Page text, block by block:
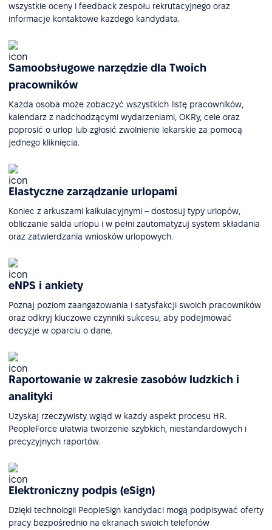
wszystkie oceny i feedback zespołu rekrutacyjnego oraz
informacje kontaktowe każdego kandydata.
Samoobsługowe narzędzie dla Twoich
pracowników
Każda osoba może zobaczyć wszystkich listę pracowników,
kalendarz z nadchodzącymi wydarzeniami, OKRy, cele oraz
poprosić o urlop lub zgłosić zwolnienie lekarskie za pomocą
jednego kliknięcia.
Elastyczne zarządzanie urlopami
Koniec z arkuszami kalkulacyjnymi – dostosuj typy urlopów,
obliczanie salda urlopu i w pełni zautomatyzuj system składania
oraz zatwierdzania wniosków urlopowych.
eNPS i ankiety
Poznaj poziom zaangażowania i satysfakcji swoich pracowników
oraz odkryj kluczowe czynniki sukcesu, aby podejmować
decyzje w oparciu o dane.
Raportowanie w zakresie zasobów ludzkich i
analityki
Uzyskaj rzeczywisty wgląd w każdy aspekt procesu HR.
PeopleForce ułatwia tworzenie szybkich, niestandardowych i
precyzyjnych raportów.
Elektroniczny podpis (eSign)
Dzięki technologii PeopleSign kandydaci mogą podpisywać oferty
pracy bezpośrednio na ekranach swoich telefonów